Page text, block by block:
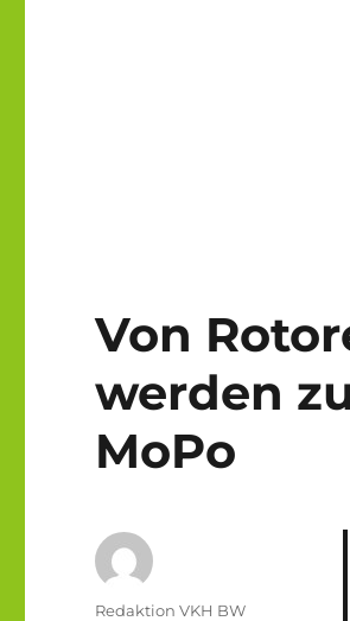
Von
werden
MoPo
Autor
Redaktion VKH BW